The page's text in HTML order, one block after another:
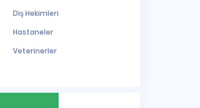
Diş Hekimleri
Hastaneler
Veterinerler